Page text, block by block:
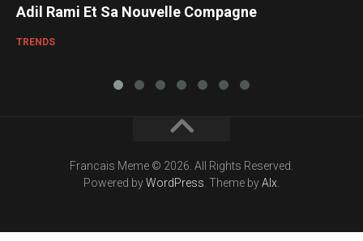
Adil Rami Et Sa Nouvelle Compagne
TRENDS
Francais Meme © 2026. All Rights Reserved.
Powered byWordPress . Theme byAlx